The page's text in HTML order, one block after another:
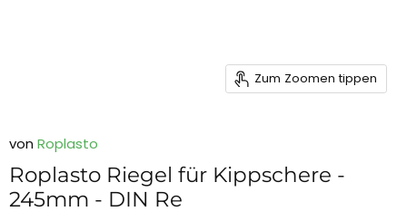
Zum Zoomen tippen
von Roplasto
Roplasto Riegel für Kippschere -
245mm - DIN Re